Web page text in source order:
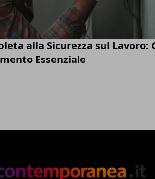
alla Sicurezza sul Lavoro:
Essenziale